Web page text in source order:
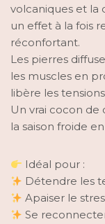
volcaniques et la
un effet à la fois
réconfortant.
Les pierres
les muscles en
libère les
Un vrai cocon
la saison froide
Idéal pour :
Détendre les
Apaiser le
Se